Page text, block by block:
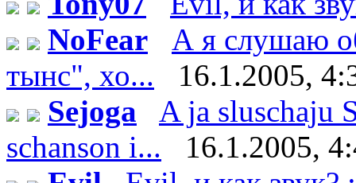
NoFear
А я слушаю
тынс", хо...
16.1.2005,
Sejoga
A ja sluschaju
schanson i...
16.1.2005,